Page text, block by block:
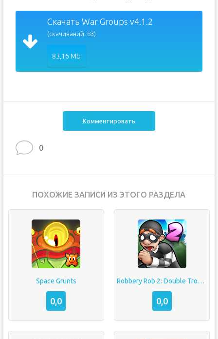
Скачать War Groups v4.1.2
(скачиваний: 83)
83,16 Mb
Комментировать
0
ПОХОЖИЕ ЗАПИСИ ИЗ ЭТОГО РАЗДЕЛА
Space Grunts
0,0
Robbery Rob 2: Double Trouble
0,0